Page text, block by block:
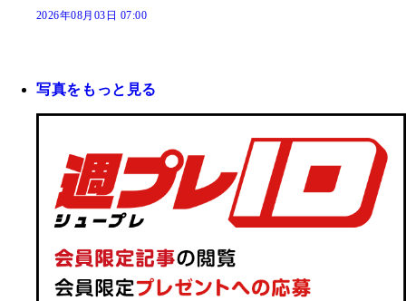
2026年08月03日 07:00
写真をもっと見る